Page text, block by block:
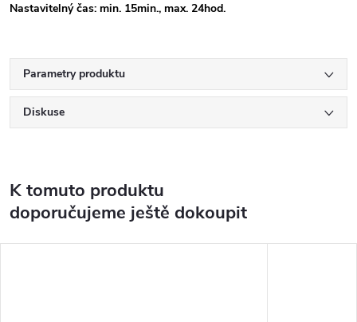
Nastavitelný čas: min. 15min., max. 24hod.
Parametry produktu
Diskuse
K tomuto produktu
doporučujeme ještě dokoupit